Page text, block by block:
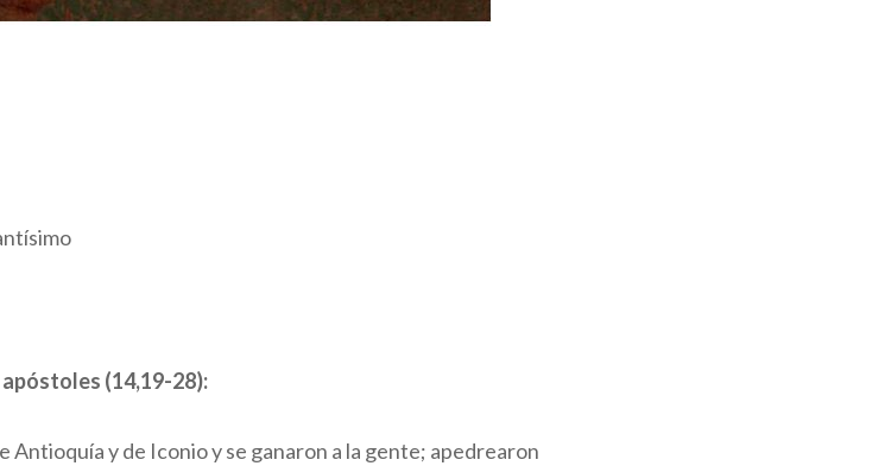
(14,19-28):
Antioquía y de Iconio y se ganaron a la gente; apedrearon